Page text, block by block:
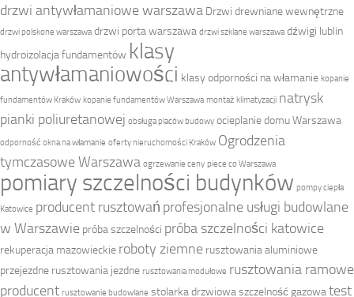
drzwi antywłamaniowe warszawa Drzwi drewniane wewnętrzne
drzwi polskone warszawa drzwi porta warszawa drzwi szklane warszawa dźwigi lublin
hydroizolacja fundamentów klasy
antywłamaniowości klasy odporności na włamanie kopanie
fundamentów Kraków kopanie fundamentów Warszawa montaż klimatyzacji natrysk
pianki poliuretanowej obsługa placów budowy ocieplanie domu Warszawa
odporność okna na włamanie oferty nieruchomości Kraków Ogrodzenia
tymczasowe Warszawa ogrzewanie ceny piece co Warszawa
pomiary szczelności budynków pompy ciepła
Katowice producent rusztowań profesjonalne usługi budowlane
w Warszawie próba szczelności próba szczelności katowice
rekuperacja mazowieckie roboty ziemne rusztowania aluminiowe
przejezdne rusztowania jezdne rusztowania modułowe rusztowania ramowe
producent rusztowanie budowlane stolarka drzwiowaszczelność gazowatest